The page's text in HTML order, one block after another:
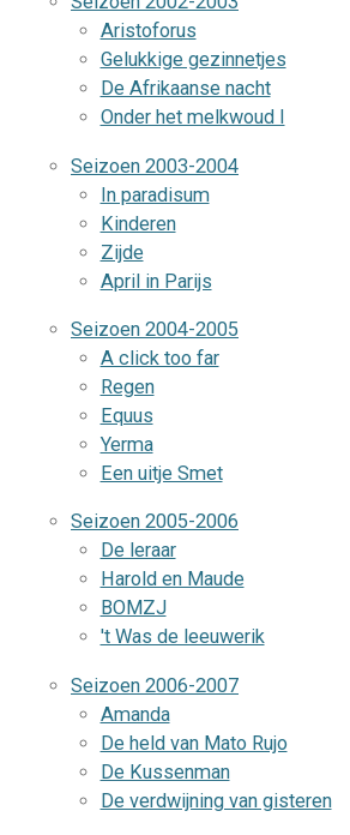
Aristoforus
Gelukkige gezinnetjes
De Afrikaanse nacht
Onder het melkwoud I
Seizoen 2003-2004
In paradisum
Kinderen
Zijde
April in Parijs
Seizoen 2004-2005
A click too far
Regen
Equus
Yerma
Een uitje Smet
Seizoen 2005-2006
De leraar
Harold en Maude
BOMZJ
't Was de leeuwerik
Seizoen 2006-2007
Amanda
De held van Mato Rujo
De Kussenman
De verdwijning van gisteren